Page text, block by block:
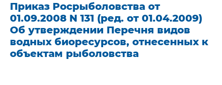
Приказ Росрыболовства от
01.09.2008 N 131 (ред. от 01.04.2009)
Об утверждении Перечня видов
водных биоресурсов, отнесенных к
объектам рыболовства